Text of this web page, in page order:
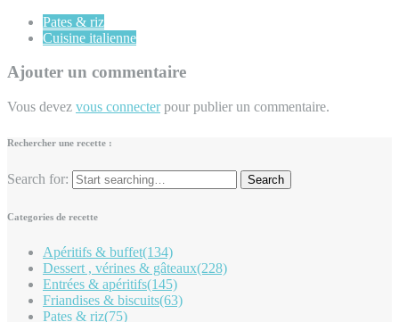
Pates & riz
Cuisine italienne
Ajouter un commentaire
Vous devez vous connecterpour publier un commentaire.
Rechercher une recette :
Search for:
Categories de recette
Apéritifs & buffet(134)
Dessert , vérines & gâteaux(228)
Entrées & apéritifs(145)
Friandises & biscuits(63)
Pates & riz(75)